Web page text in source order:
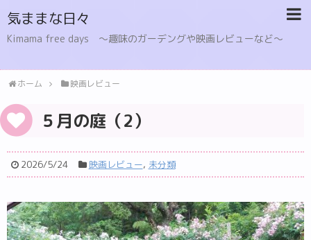
気ままな日々
Kimama free days 〜趣味のガーデングや映画レビューなど〜
ホーム 映画レビュー
５月の庭（2）
2026/5/24 映画レビュー, 未分類